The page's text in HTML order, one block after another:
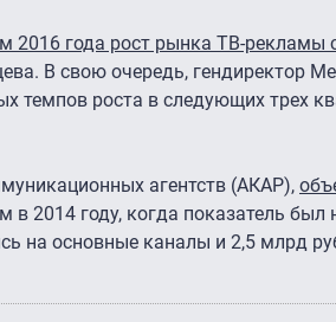
2016 года рост рынка ТВ-рекламы
В свою очередь, гендиректор
темпов роста в следующих трех
агентств (АКАР),
в 2014 году, когда показатель был
на основные каналы и 2,5 млрд